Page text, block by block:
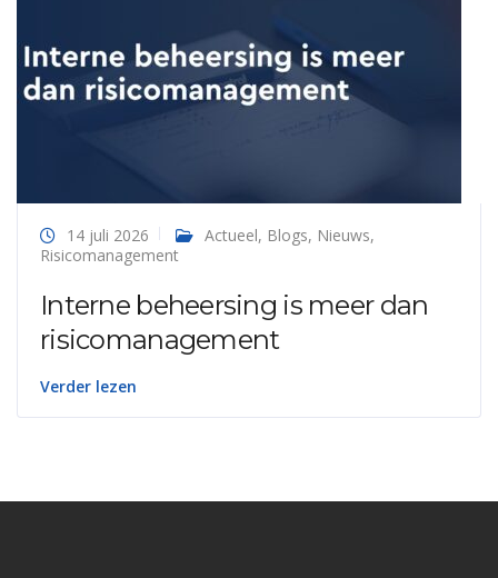
14 juli 2026 Actueel, Blogs, Nieuws,
Risicomanagement
Interne beheersing is meer dan
risicomanagement
Verder lezen